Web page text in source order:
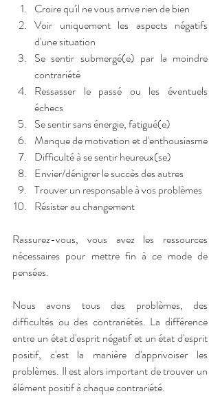
Croire qu'il ne vous arrive rien de bien
Voir uniquement les aspects négatifs
d'une situation
Se sentir submergé(e) par la moindre
contrariété
Ressasser le passé ou les éventuels
échecs
Se sentir sans énergie, fatigué(e)
Manque de motivation et d'enthousiasme
Difficulté à se sentir heureux(se)
Envier/dénigrer le succès des autres
Trouver un responsable à vos problèmes
Résister au changement
Rassurez-vous, vous avez les ressources
nécessaires pour mettre fin à ce mode de
pensées.
Nous avons tous des problèmes, des
difficultés ou des contrariétés. La différence
entre un état d'esprit négatif et un état d'esprit
positif, c'est la manière d'apprivoiser les
problèmes. Il est alors important de trouver un
élément positif à chaque contrariété.